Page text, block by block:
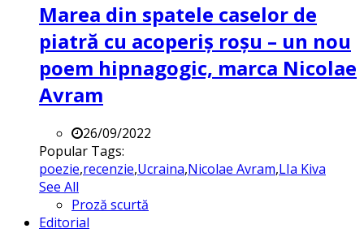
Marea din spatele caselor de
piatră cu acoperiș roșu – un nou
poem hipnagogic, marca Nicolae
Avram
26/09/2022
Popular Tags:
poezie,recenzie,Ucraina,Nicolae Avram,LIa Kiva
See All
Proză scurtă
Editorial